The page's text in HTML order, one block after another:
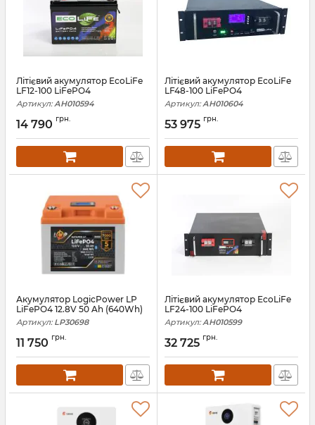
Літієвий акумулятор EcoLiFe
LF12-100 LiFePO4
Артикул: АН010594
14 790 грн.
Літієвий акумулятор EcoLiFe
LF48-100 LiFePO4
Артикул: АН010604
53 975 грн.
Акумулятор LogicPower LP
LiFePO4 12.8V 50 Ah (640Wh)
Артикул: LP30698
11 750 грн.
Літієвий акумулятор EcoLiFe
LF24-100 LiFePO4
Артикул: АН010599
32 725 грн.